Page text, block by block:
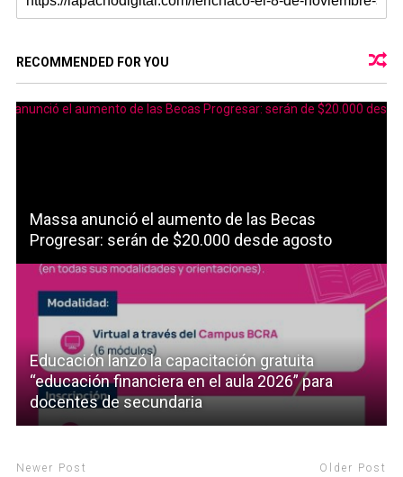
RECOMMENDED FOR YOU
Massa anunció el aumento de las Becas
Progresar: serán de $20.000 desde agosto
Educación lanzó la capacitación gratuita
“educación financiera en el aula 2026” para
docentes de secundaria
Newer Post Older Post